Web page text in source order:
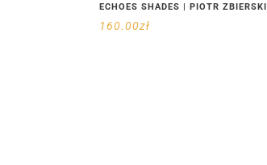
ECHOES SHADES | PIOTR ZBIERSKI
160.00zł